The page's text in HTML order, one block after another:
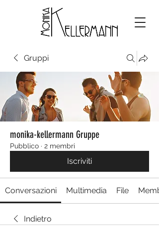
Gruppi
monika-kellermann Gruppe
Pubblico · 2 membri
Iscriviti
Conversazioni Multimedia File
Indietro